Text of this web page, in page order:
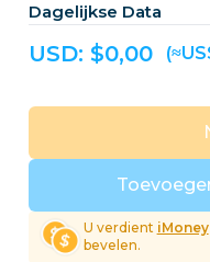
Dagelijkse Data
USD: $0,00
U verdient iMoney
bevelen.